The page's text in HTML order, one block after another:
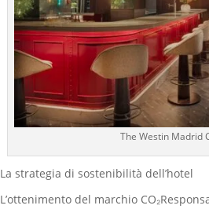
The Westin Madrid
La strategia di sostenibilità dell’hotel
L’ottenimento del marchio